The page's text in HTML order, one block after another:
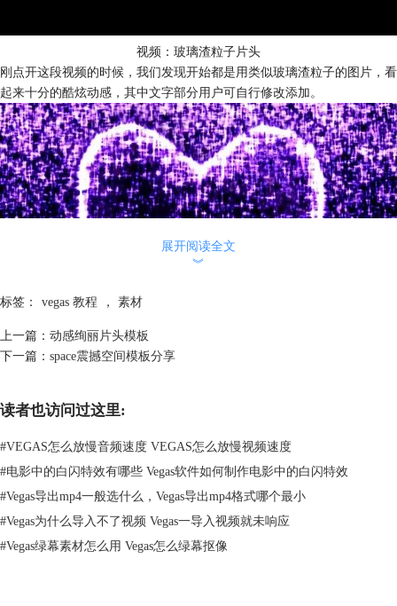
视频：玻璃渣粒子片头
刚点开这段视频的时候，我们发现开始都是用类似玻璃渣粒子的图片，看
起来十分的酷炫动感，其中文字部分用户可自行修改添加。
展开阅读全文
︾
标签： vegas 教程 ， 素材
上一篇： 动感绚丽片头模板
下一篇： space震撼空间模板分享
读者也访问过这里:
#VEGAS怎么放慢音频速度 VEGAS怎么放慢视频速度
#电影中的白闪特效有哪些 Vegas软件如何制作电影中的白闪特效
#Vegas导出mp4一般选什么，Vegas导出mp4格式哪个最小
#Vegas为什么导入不了视频 Vegas一导入视频就未响应
#Vegas绿幕素材怎么用 Vegas怎么绿幕抠像